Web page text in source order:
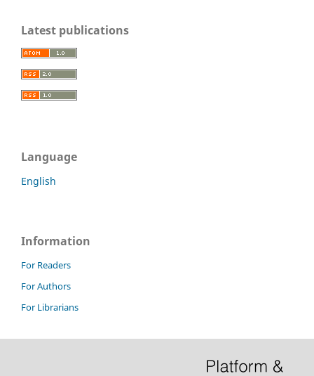
Latest publications
Language
English
Information
For Readers
For Authors
For Librarians